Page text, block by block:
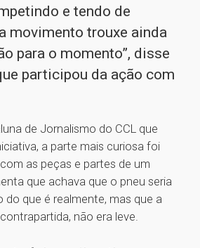
e tendo de
movimento trouxe ainda
para o momento”, disse
participou da ação com
de Jornalismo do CCL que
a parte mais curiosa foi
as peças e partes de um
que achava que o pneu seria
do que é realmente, mas que a
não era leve.